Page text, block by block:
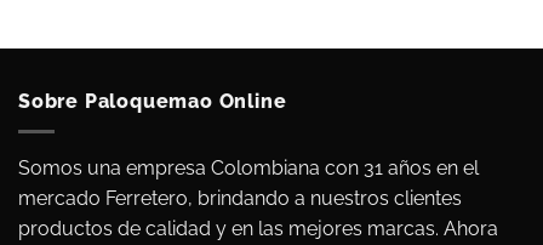
Sobre Paloquemao Online
Somos una empresa Colombiana con 31 años en el
mercado Ferretero, brindando a nuestros clientes
productos de calidad y en las mejores marcas. Ahora